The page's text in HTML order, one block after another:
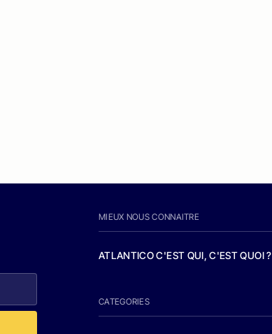
MIEUX NOUS CONNAITRE
ATLANTICO C'EST QUI, C'EST QUOI ?
CATEGORIES